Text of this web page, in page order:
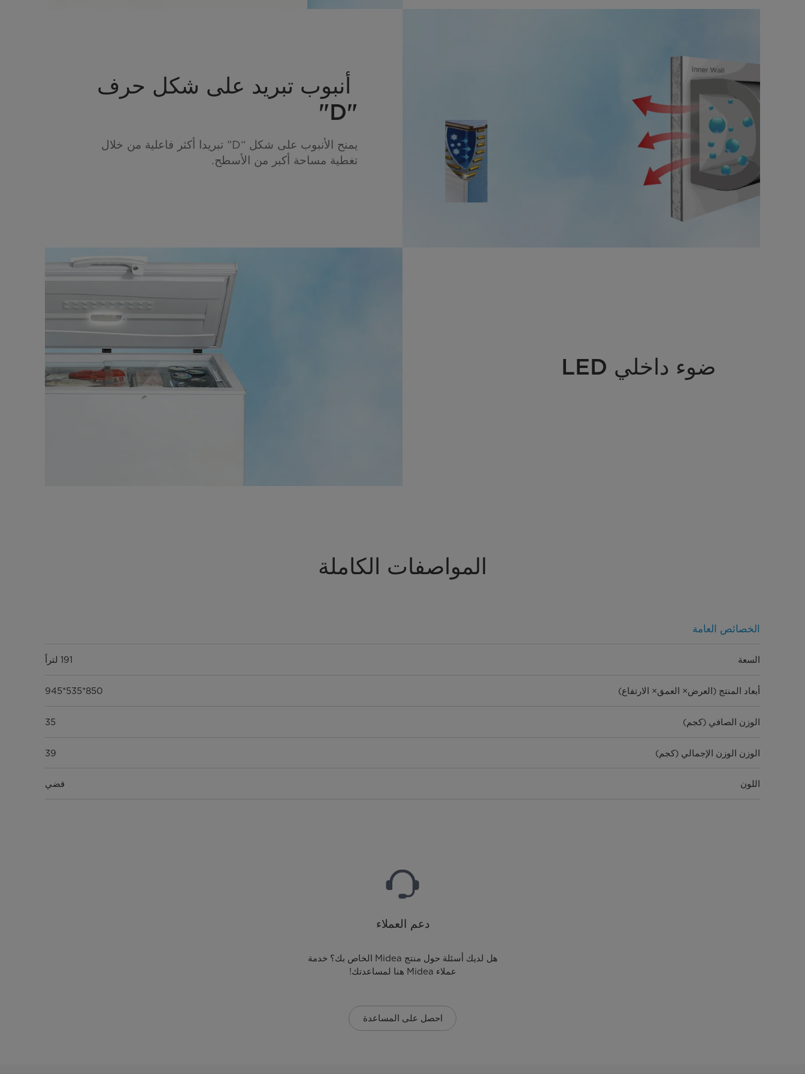
أنبوب تبريد على شكل حرف
"D"
يمنح الأنبوب على شكل “D” تبريدا أكثر فاعلية من خلال
تغطية مساحة أكبر من الأسطح.
ضوء داخلي LED
المواصفات الكاملة
الخصائص العامة
السعة 191 لتراً
أبعاد المنتج (العرض× العمق× الارتفاع) 850*535*945
الوزن الصافي (كجم) 35
الوزن الوزن الإجمالي (كجم) 39
اللون فضي
دعم العملاء
هل لديك أسئلة حول منتج Midea الخاص بك؟ خدمة
عملاء Midea هنا لمساعدتك!
احصل على المساعدة